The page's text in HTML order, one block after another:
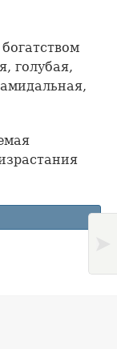
голубая,